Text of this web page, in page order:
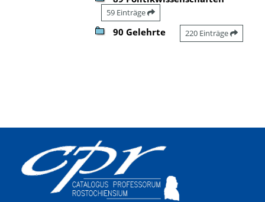
59 Einträge
90 Gelehrte 220 Einträge